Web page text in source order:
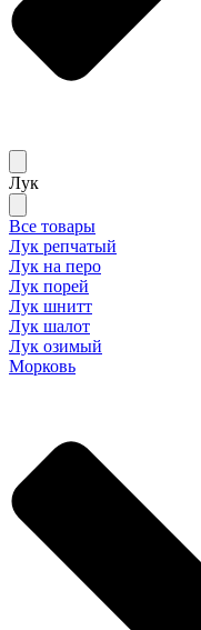
Лук
Все товары
Лук репчатый
Лук на перо
Лук порей
Лук шнитт
Лук шалот
Лук озимый
Морковь